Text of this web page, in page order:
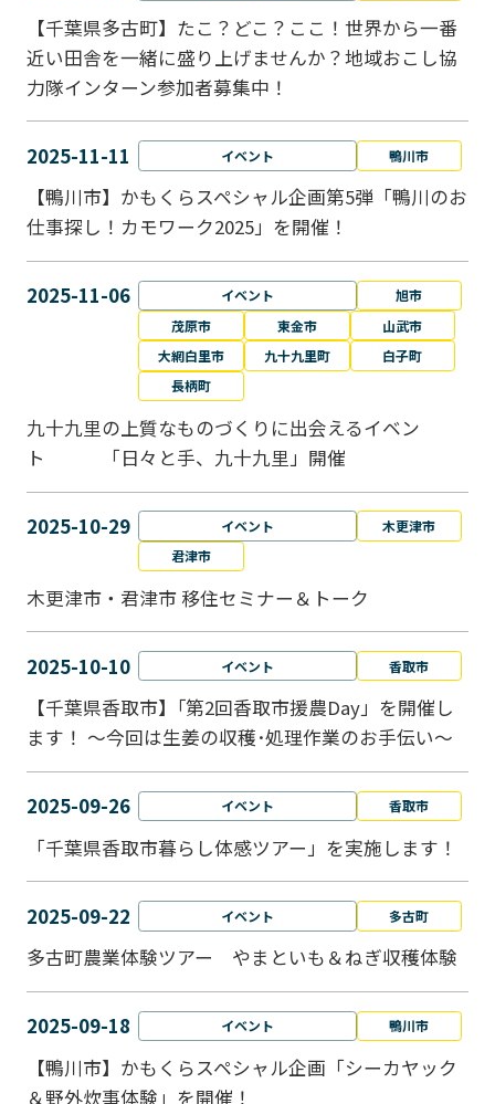
【千葉県多古町】たこ？どこ？ここ！世界から一番
近い田舎を一緒に盛り上げませんか？地域おこし協
力隊インターン参加者募集中！
2025-11-11 イベント 鴨川市
【鴨川市】かもくらスペシャル企画第5弾「鴨川のお
仕事探し！カモワーク2025」を開催！
2025-11-06 イベント
旭市
茂原市
東金市
山武市
大網白里市
九十九里町
白子町
長柄町
九十九里の上質なものづくりに出会えるイベン
ト 「日々と手、九十九里」開催
2025-10-29 イベント
木更津市
君津市
木更津市・君津市 移住セミナー＆トーク
2025-10-10 イベント 香取市
【千葉県香取市】｢第2回香取市援農Day」を開催し
ます！ ～今回は生姜の収穫･処理作業のお手伝い～
2025-09-26 イベント 香取市
「千葉県香取市暮らし体感ツアー」を実施します！
2025-09-22 イベント 多古町
多古町農業体験ツアー やまといも＆ねぎ収穫体験
2025-09-18 イベント 鴨川市
【鴨川市】かもくらスペシャル企画「シーカヤック
＆野外炊事体験」を開催！